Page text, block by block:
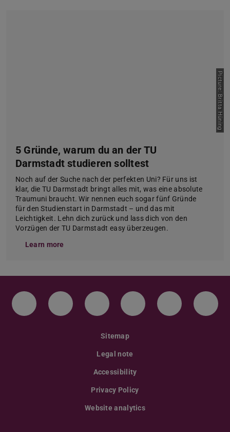
Picture: Britta Hüning
5 Gründe, warum du an der TU
Darmstadt studieren solltest
Noch auf der Suche nach der perfekten Uni? Für uns ist
klar, die TU Darmstadt bringt alles mit, was eine absolute
Traumuni braucht. Wir nennen euch sogar fünf Gründe
für den Studienstart in Darmstadt – und das mit
Leichtigkeit. Lehn dich zurück und lass dich von den
Vorzügen der TU Darmstadt easy überzeugen.
Learn more
InstagramTikTok LinkedIn YouTube Bluesky
Sitemap
Legal note
Accessibility
Privacy Policy
Website analytics